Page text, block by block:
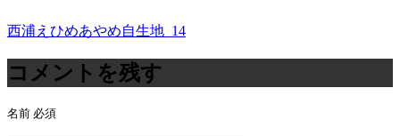
投
稿
ナ
ビ
西浦えひめあやめ自生地_14
コメントを残す
名前 必須